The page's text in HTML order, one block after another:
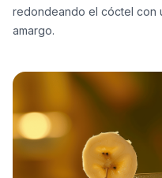
redondeando el cóctel con
amargo.